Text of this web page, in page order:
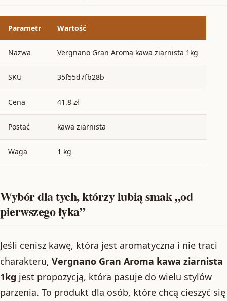
Parametr Wartość
Nazwa Vergnano Gran Aroma kawa ziarnista 1kg
SKU 35f55d7fb28b
Cena 41.8 zł
Postać kawa ziarnista
Waga 1 kg
Wybór dla tych, którzy lubią smak „od
pierwszego łyka”
Jeśli cenisz kawę, która jest aromatyczna i nie traci
charakteru, Vergnano Gran Aroma kawa ziarnista
1kg jest propozycją, która pasuje do wielu stylów
parzenia. To produkt dla osób, które chcą cieszyć się